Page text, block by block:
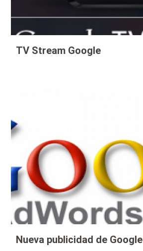
TV Stream Google
Nueva publicidad de Google